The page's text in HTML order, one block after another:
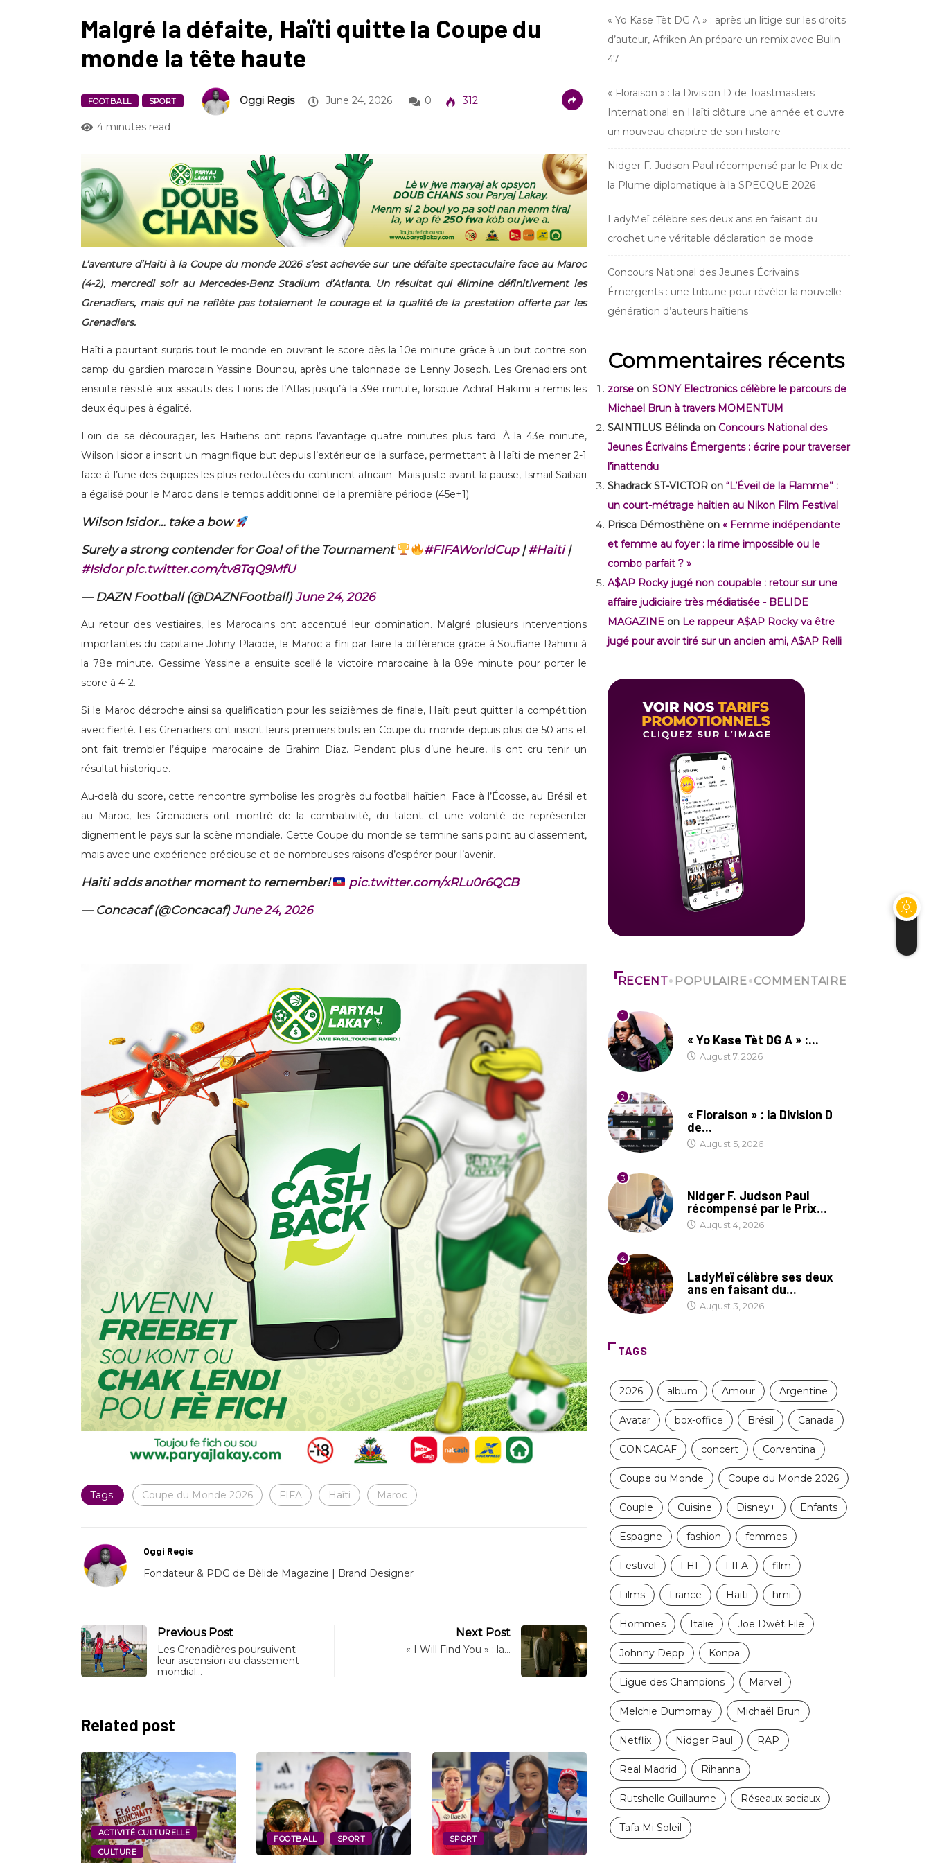
Malgré la défaite, Haïti quitte la Coupe du
monde la tête haute
FOOTBALL SPORT Oggi Regis June 24, 2026 0 312
4 minutes read
L’aventure d’Haïti à la Coupe du monde 2026 s’est achevée sur une défaite spectaculaire face au Maroc
(4-2), mercredi soir au Mercedes-Benz Stadium d’Atlanta. Un résultat qui élimine définitivement les
Grenadiers, mais qui ne reflète pas totalement le courage et la qualité de la prestation offerte par les
Grenadiers.
Haïti a pourtant surpris tout le monde en ouvrant le score dès la 10e minute grâce à un but contre son
camp du gardien marocain Yassine Bounou, après une talonnade de Lenny Joseph. Les Grenadiers ont
ensuite résisté aux assauts des Lions de l’Atlas jusqu’à la 39e minute, lorsque Achraf Hakimi a remis les
deux équipes à égalité.
Loin de se décourager, les Haïtiens ont repris l’avantage quatre minutes plus tard. À la 43e minute,
Wilson Isidor a inscrit un magnifique but depuis l’extérieur de la surface, permettant à Haïti de mener 2-1
face à l’une des équipes les plus redoutées du continent africain. Mais juste avant la pause, Ismaïl Saibari
a égalisé pour le Maroc dans le temps additionnel de la première période (45e+1).
Wilson Isidor… take a bow
Surely a strong contender for Goal of the Tournament
#FIFAWorldCup|#Haiti|
#Isidor pic.twitter.com/tv8TqQ9MfU
— DAZN Football (@DAZNFootball)June 24, 2026
Au retour des vestiaires, les Marocains ont accentué leur domination. Malgré plusieurs interventions
importantes du capitaine Johny Placide, le Maroc a fini par faire la différence grâce à Soufiane Rahimi à
la 78e minute. Gessime Yassine a ensuite scellé la victoire marocaine à la 89e minute pour porter le
score à 4-2.
Si le Maroc décroche ainsi sa qualification pour les seizièmes de finale, Haïti peut quitter la compétition
avec fierté. Les Grenadiers ont inscrit leurs premiers buts en Coupe du monde depuis plus de 50 ans et
ont fait trembler l’équipe marocaine de Brahim Diaz. Pendant plus d’une heure, ils ont cru tenir un
résultat historique.
Au-delà du score, cette rencontre symbolise les progrès du football haïtien. Face à l’Écosse, au Brésil et
au Maroc, les Grenadiers ont montré de la combativité, du talent et une volonté de représenter
dignement le pays sur la scène mondiale. Cette Coupe du monde se termine sans point au classement,
mais avec une expérience précieuse et de nombreuses raisons d’espérer pour l’avenir.
Haiti adds another moment to remember!
pic.twitter.com/xRLu0r6QCB
— Concacaf (@Concacaf)June 24, 2026
Tags: Coupe du Monde 2026 FIFA Haïti Maroc
Oggi Regis
Fondateur & PDG de Bèlide Magazine | Brand Designer
Previous Post
Les Grenadières poursuivent
leur ascension au classement
mondial…
Next Post
« I Will Find You » : la…
Related post
FOOTBALL SPORT SPORT
ACTIVITÉ CULTURELLE
CULTURE
FOOTBALL
« Yo Kase Tèt DG A » : après un litige sur les droits
d’auteur, Afriken An prépare un remix avec Bulin
47
« Floraison » : la Division D de Toastmasters
International en Haïti clôture une année et ouvre
un nouveau chapitre de son histoire
Nidger F. Judson Paul récompensé par le Prix de
la Plume diplomatique à la SPECQUE 2026
LadyMeï célèbre ses deux ans en faisant du
crochet une véritable déclaration de mode
Concours National des Jeunes Écrivains
Émergents : une tribune pour révéler la nouvelle
génération d’auteurs haïtiens
Commentaires récents
zorse on SONY Electronics célèbre le parcours de
Michael Brun à travers MOMENTUM
SAINTILUS Bélinda on Concours National des
Jeunes Écrivains Émergents : écrire pour traverser
l’inattendu
Shadrack ST-VICTOR on “L’Éveil de la Flamme” :
un court-métrage haïtien au Nikon Film Festival
Prisca Démosthène on « Femme indépendante
et femme au foyer : la rime impossible ou le
combo parfait ? »
A$AP Rocky jugé non coupable : retour sur une
affaire judiciaire très médiatisée - BELIDE
MAGAZINE on Le rappeur A$AP Rocky va être
jugé pour avoir tiré sur un ancien ami, A$AP Relli
RECENT POPULAIRE COMMENTAIRE
1
« Yo Kase Tèt DG A » :...
August 7, 2026
2
« Floraison » : la Division D
de...
August 5, 2026
3
Nidger F. Judson Paul
récompensé par le Prix...
August 4, 2026
4
LadyMeï célèbre ses deux
ans en faisant du...
August 3, 2026
TAGS
2026 album Amour Argentine
Avatar box-office Brésil Canada
CONCACAF concert Corventina
Coupe du Monde Coupe du Monde 2026
Couple Cuisine Disney+ Enfants
Espagne fashion femmes
Festival FHF FIFA film
Films France Haïti hmi
Hommes Italie Joe Dwèt File
Johnny Depp Konpa
Ligue des Champions Marvel
Melchie Dumornay Michaël Brun
Netflix Nidger Paul RAP
Real Madrid Rihanna
Rutshelle Guillaume Réseaux sociaux
Tafa Mi Soleil